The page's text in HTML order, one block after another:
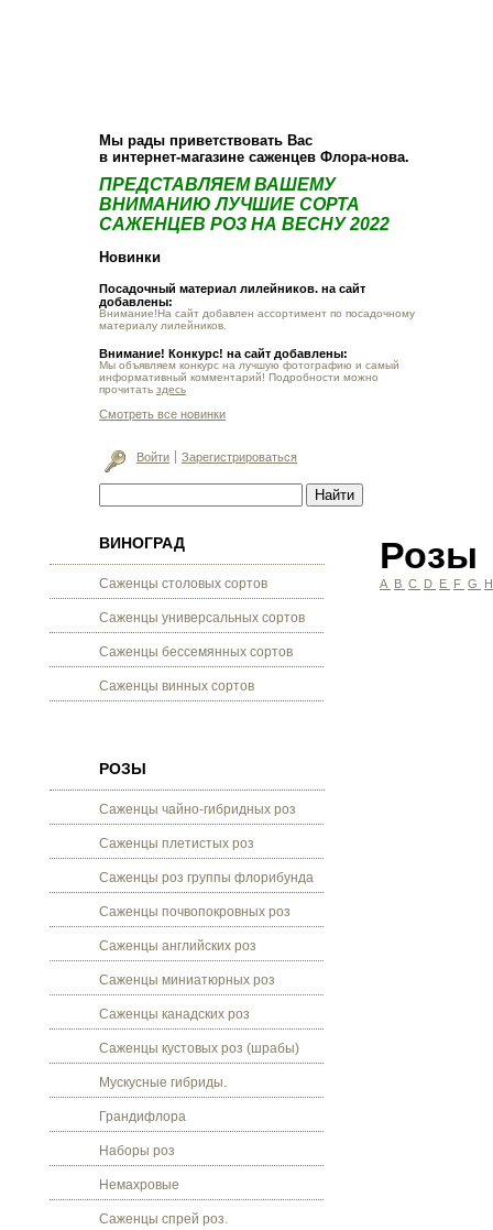
Мы рады приветствовать Вас
в интернет-магазине саженцев Флора-нова.
ПРЕДСТАВЛЯЕМ ВАШЕМУ
ВНИМАНИЮ ЛУЧШИЕ СОРТА
САЖЕНЦЕВ РОЗ НА ВЕСНУ 2022
Новинки
Посадочный материал лилейников. на сайт
добавлены:
Внимание!На сайт добавлен ассортимент по посадочному
материалу лилейников.
Внимание! Конкурс! на сайт добавлены:
Мы объявляем конкурс на лучшую фотографию и самый
информативный комментарий! Подробности можно
прочитать здесь
Смотреть все новинки
Войти Зарегистрироваться
ВИНОГРАД
Саженцы столовых сортов
Саженцы универсальных сортов
Саженцы бессемянных сортов
Саженцы винных сортов
РОЗЫ
Саженцы чайно-гибридных роз
Саженцы плетистых роз
Саженцы роз группы флорибунда
Саженцы почвопокровных роз
Саженцы английских роз
Саженцы миниатюрных роз
Саженцы канадских роз
Саженцы кустовых роз (шрабы)
Мускусные гибриды.
Грандифлора
Наборы роз
Немахровые
Саженцы спрей роз.
Розы
A B C D E F G